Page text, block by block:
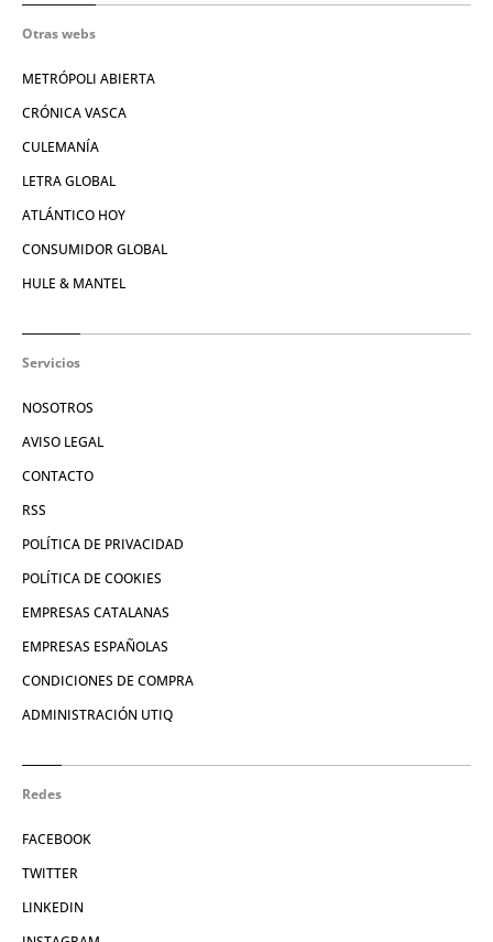
Otras webs
METRÓPOLI ABIERTA
CRÓNICA VASCA
CULEMANÍA
LETRA GLOBAL
ATLÁNTICO HOY
CONSUMIDOR GLOBAL
HULE & MANTEL
Servicios
NOSOTROS
AVISO LEGAL
CONTACTO
RSS
POLÍTICA DE PRIVACIDAD
POLÍTICA DE COOKIES
EMPRESAS CATALANAS
EMPRESAS ESPAÑOLAS
CONDICIONES DE COMPRA
ADMINISTRACIÓN UTIQ
Redes
FACEBOOK
TWITTER
LINKEDIN